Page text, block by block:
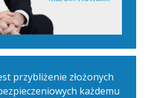
przybliżenie złożonych
każdemu